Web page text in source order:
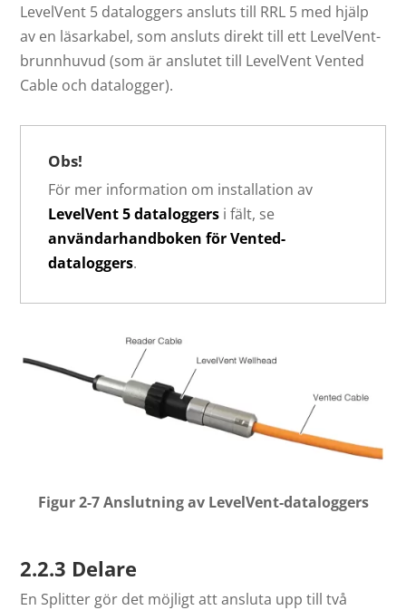
LevelVent 5 dataloggers ansluts till RRL 5 med hjälp
av en läsarkabel, som ansluts direkt till ett LevelVent-
brunnhuvud (som är anslutet till LevelVent Vented
Cable och datalogger).
Obs!
För mer information om installation av
LevelVent 5 dataloggers i fält, se
användarhandboken för Vented-
dataloggers.
Figur 2-7 Anslutning av LevelVent-dataloggers
2.2.3 Delare
En Splitter gör det möjligt att ansluta upp till två